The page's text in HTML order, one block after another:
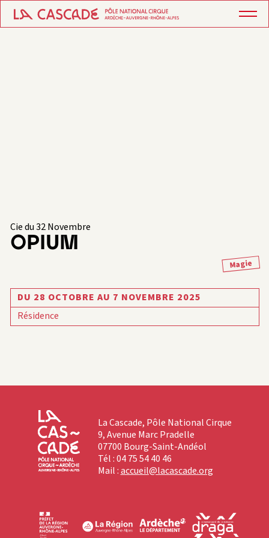
Cie du 32 Novembre
OPIUM
Magie
DU 28 OCTOBRE AU 7 NOVEMBRE 2025
Résidence
La Cascade, Pôle National Cirque
9, Avenue Marc Pradelle
07700 Bourg-Saint-Andéol
Tél : 04 75 54 40 46
Mail :accueil@lacascade.org